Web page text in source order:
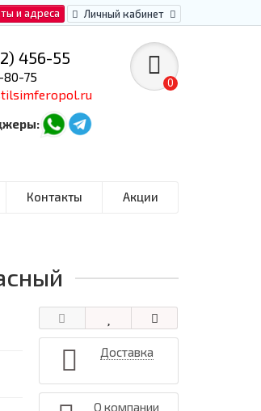
и адреса Личный кабинет
456-55
80-75
0
Контакты Акции
Доставка
О компании